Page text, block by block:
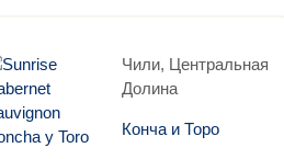
Чили, Центральная
Долина
Конча и Торо